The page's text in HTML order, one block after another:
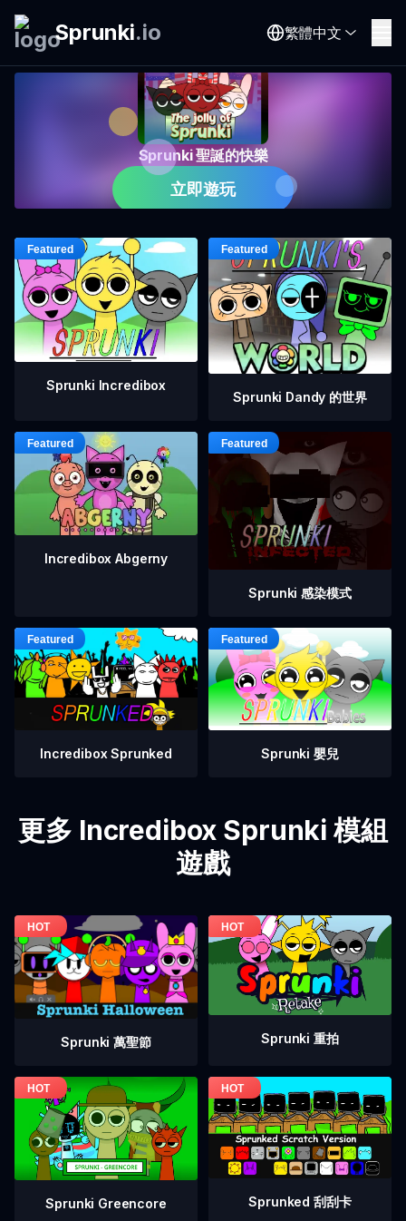
Sprunki.io 繁體中文
Sprunki 聖誕的快樂
立即遊玩
Sprunki Incredibox
Sprunki Dandy 的世界
Incredibox Abgerny
Sprunki 感染模式
Incredibox Sprunked Sprunki 嬰兒
更多 Incredibox Sprunki 模組
遊戲
Sprunki 萬聖節 Sprunki 重拍
Sprunki Greencore Sprunked 刮刮卡